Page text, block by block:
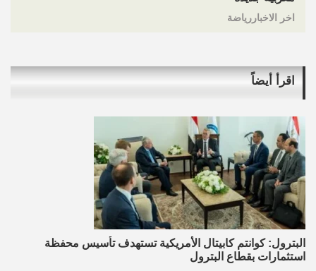
اخر الاخباررياضة
اقرأ أيضاً
البترول: كوانتم كابيتال الأمريكية تستهدف تأسيس محفظة
استثمارات بقطاع البترول